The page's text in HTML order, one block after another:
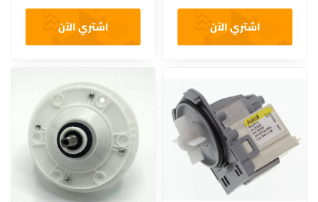
اشتري الآن
اشتري الآن